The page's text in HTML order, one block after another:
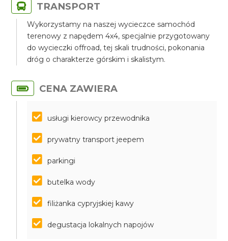
TRANSPORT
Wykorzystamy na naszej wycieczce samochód
terenowy z napędem 4x4, specjalnie przygotowany
do wycieczki offroad, tej skali trudności, pokonania
dróg o charakterze górskim i skalistym.
CENA ZAWIERA
usługi kierowcy przewodnika
prywatny transport jeepem
parkingi
butelka wody
filiżanka cypryjskiej kawy
degustacja lokalnych napojów